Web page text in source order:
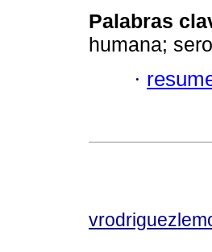
Palabras
humana;
·